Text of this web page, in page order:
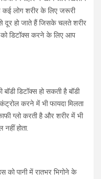
कई लोग शरीर के लिए जरूरी
दूर हो जाते हैं जिसके चलते शरीर
को डिटॉक्स करने के लिए आप
डिटॉक्स हो सकती है बॉडी
करने में भी फायदा मिलता
ग्लो करती है और शरीर में भी
नहीं होता.
को पानी में रातभर भिगोने के